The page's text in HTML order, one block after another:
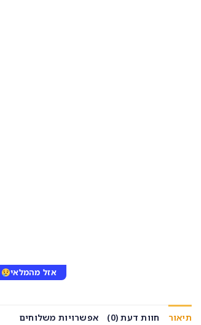
אזל מהמלאי
תיאור חוות דעת (0) אפשרויות משלוחים